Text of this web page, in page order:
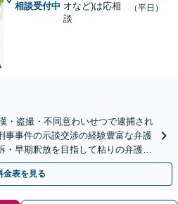
相談受付中 オなど)は応相
談
（平日）
・盗撮・不同意わいせつで逮捕され
事事件の示談交渉の経験豊富な弁護
・早期釈放を目指して粘りの弁護活
金表を見る